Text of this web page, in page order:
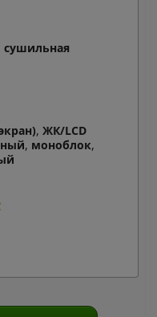
сушильная
, ЖК/LCD
, моноблок,